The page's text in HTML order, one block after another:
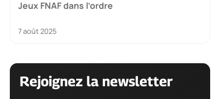
Jeux FNAF dans l’ordre
7 août 2025
Rejoignez la newsletter